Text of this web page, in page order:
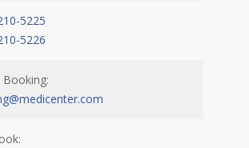
5225
5226
Booking: